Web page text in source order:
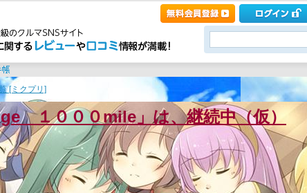
[ミクプリ]
１０００mile」は、継続中（仮）